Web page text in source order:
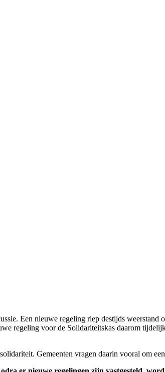
Een nieuwe regeling riep destijds
regeling voor de Solidariteitskas daarom
Gemeenten vragen daarin vooral om